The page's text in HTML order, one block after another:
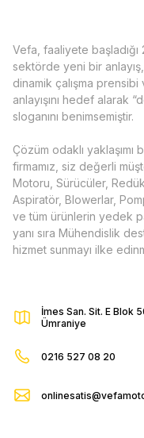
Vefa, faaliyete başladığı
sektörde yeni bir
dinamik çalışma
anlayışını hedef alarak
sloganını benimsemiştir.
Çözüm odaklı yaklaşımı
firmamız, siz değerli
Motoru, Sürücüler,
Aspiratör, Blowerlar,
ve tüm ürünlerin yedek
yanı sıra Mühendislik
hizmet sunmayı ilke
İmes San. Sit. E Blok
Ümraniye
0216 527 08 20